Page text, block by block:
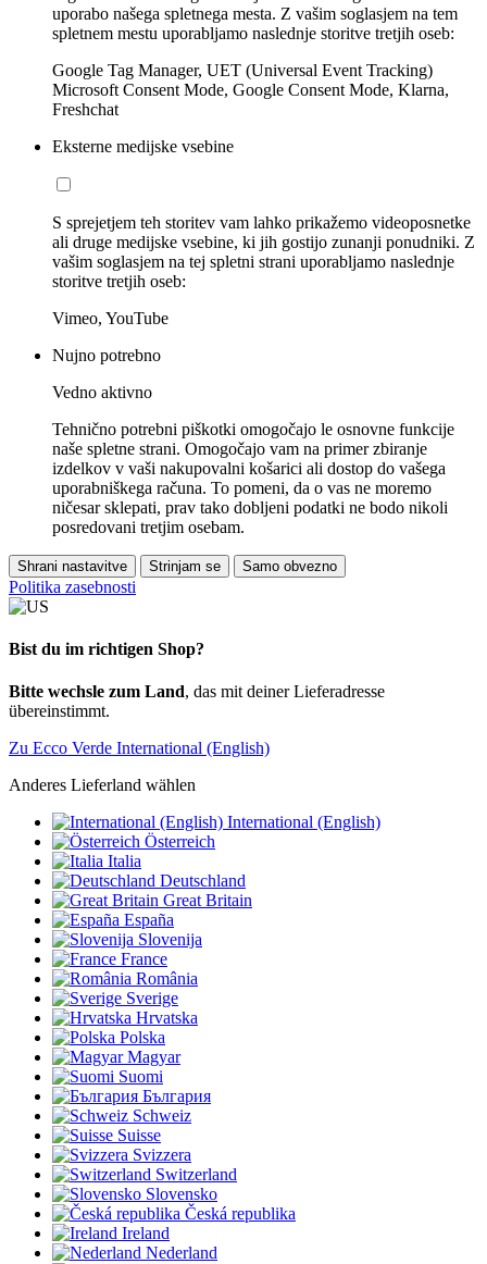
uporabo našega spletnega mesta. Z vašim soglasjem na tem
spletnem mestu uporabljamo naslednje storitve tretjih oseb:
Google Tag Manager, UET (Universal Event Tracking)
Microsoft Consent Mode, Google Consent Mode, Klarna,
Freshchat
Eksterne medijske vsebine
S sprejetjem teh storitev vam lahko prikažemo videoposnetke
ali druge medijske vsebine, ki jih gostijo zunanji ponudniki. Z
vašim soglasjem na tej spletni strani uporabljamo naslednje
storitve tretjih oseb:
Vimeo, YouTube
Nujno potrebno
Vedno aktivno
Tehnično potrebni piškotki omogočajo le osnovne funkcije
naše spletne strani. Omogočajo vam na primer zbiranje
izdelkov v vaši nakupovalni košarici ali dostop do vašega
uporabniškega računa. To pomeni, da o vas ne moremo
ničesar sklepati, prav tako dobljeni podatki ne bodo nikoli
posredovani tretjim osebam.
Shrani nastavitve Strinjam se Samo obvezno
Politika zasebnosti
Bist du im richtigen Shop?
Bitte wechsle zum Land, das mit deiner Lieferadresse
übereinstimmt.
Zu Ecco Verde International (English)
Anderes Lieferland wählen
International (English)
Österreich
Italia
Deutschland
Great Britain
España
Slovenija
France
România
Sverige
Hrvatska
Polska
Magyar
Suomi
България
Schweiz
Suisse
Svizzera
Switzerland
Slovensko
Česká republika
Ireland
Nederland